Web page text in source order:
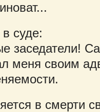
суде:
заседатели!
меня своим
в смерти